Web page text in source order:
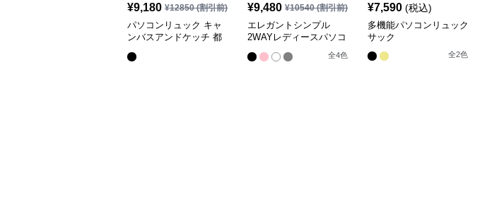
¥9,180 ¥12850(割引前)
パソコンリュック キャ
ンバスアンドケッチ 都
¥9,480 ¥10540(割引前)
エレガントシンプル
2WAYレディースパソコ
全4色
¥7,590 (税込)
多機能パソコンリュック
サック
全2色